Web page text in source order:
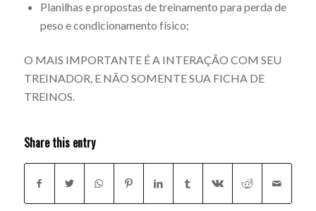
Planilhas e propostas de treinamento para perda de
peso e condicionamento físico;
O MAIS IMPORTANTE É A INTERAÇÃO COM SEU
TREINADOR, E NÃO SOMENTE SUA FICHA DE
TREINOS.
Share this entry